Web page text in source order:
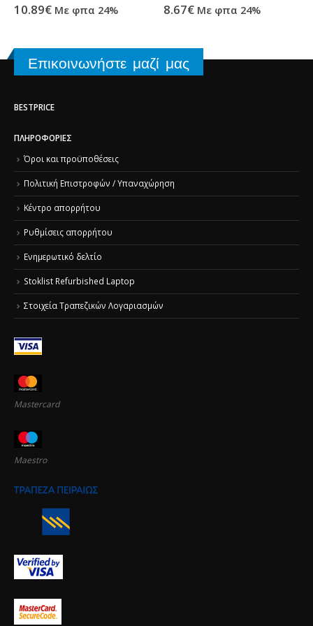
0 out of 5
10.89€ Με φπα 24% 0out of 5
8.67€ Με φπα 24%
Επικοινωνήστε μαζί μας
BESTPRICE
ΠΛΗΡΟΦΟΡΊΕΣ
Όροι και προϋποθέσεις
Πολιτική Επιστροφών / Υπαναχώρηση
Κέντρο απορρήτου
Ρυθμίσεις απορρήτου
Ενημερωτικό δελτίο
Stoklist Refurbished Laptop
Στοιχεία Τραπεζικών Λογαριασμών
Mastercard
Maestro